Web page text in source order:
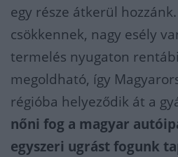
egy része átkerül
csökkennek, nagy esély
termelés nyugaton
megoldható, így
régióba helyeződik át a
nőni fog a magyar
egyszeri ugrást fogunk